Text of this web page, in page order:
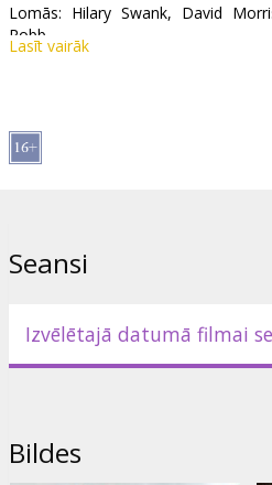
Lomās: Hilary Swank, David
Robb
Lasīt vairāk
Seansi
Izvēlētajā datumā filmai
Bildes